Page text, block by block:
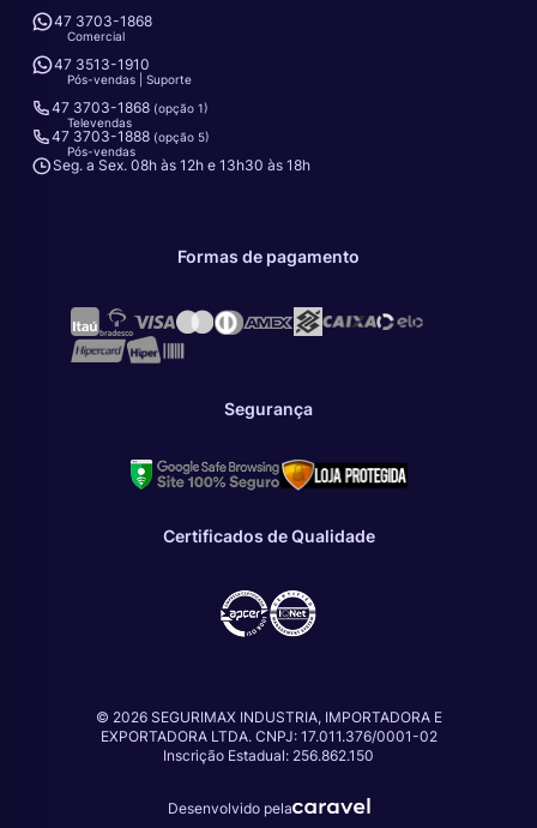
47 3703-1868
Comercial
47 3513-1910
Pós-vendas | Suporte
47 3703-1868 (opção 1)
Televendas
47 3703-1888 (opção 5)
Pós-vendas
Seg. a Sex. 08h às 12h e 13h30 às 18h
Formas de pagamento
Segurança
Certificados de Qualidade
© 2026 SEGURIMAX INDUSTRIA, IMPORTADORA E
EXPORTADORA LTDA. CNPJ: 17.011.376/0001-02
Inscrição Estadual: 256.862.150
Desenvolvido pela